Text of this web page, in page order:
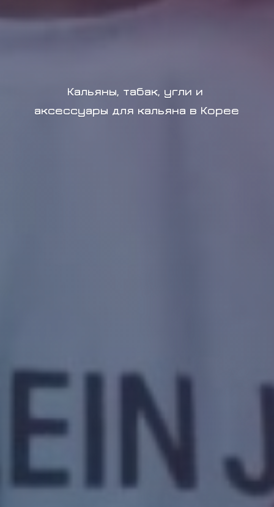
Кальяны, табак, угли и
аксессуары для кальяна в Корее